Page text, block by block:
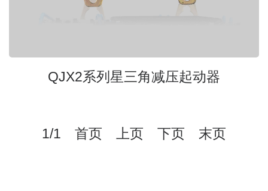
QJX2系列星三角减压起动器
1/1 首页 上页 下页 末页